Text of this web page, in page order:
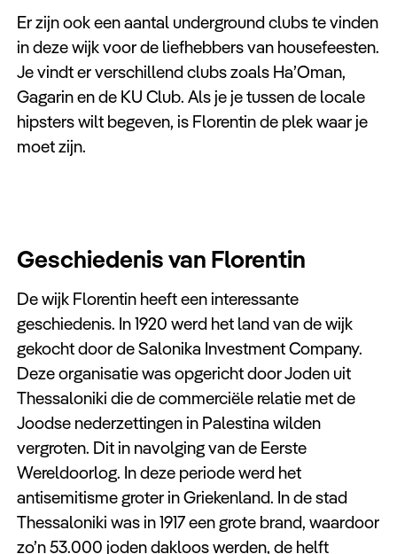
Er zijn ook een aantal underground clubs te vinden
in deze wijk voor de liefhebbers van housefeesten.
Je vindt er verschillend clubs zoals Ha’Oman,
Gagarin en de KU Club. Als je je tussen de locale
hipsters wilt begeven, is Florentin de plek waar je
moet zijn.
Geschiedenis van Florentin
De wijk Florentin heeft een interessante
geschiedenis. In 1920 werd het land van de wijk
gekocht door de Salonika Investment Company.
Deze organisatie was opgericht door Joden uit
Thessaloniki die de commerciële relatie met de
Joodse nederzettingen in Palestina wilden
vergroten. Dit in navolging van de Eerste
Wereldoorlog. In deze periode werd het
antisemitisme groter in Griekenland. In de stad
Thessaloniki was in 1917 een grote brand, waardoor
zo’n 53.000 joden dakloos werden, de helft